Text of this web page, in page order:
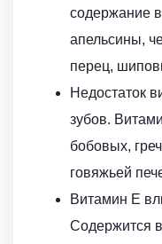
содержание
апельсины,
перец,
Недостаток
зубов.
бобовых,
говяжьей
Витамин Е
Содержится